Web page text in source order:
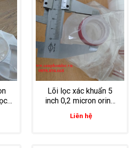
Lõi lọc xác khuẩn 5
inch 0,2 micron oring
215 loc dược phẩm,
lọc dung dịch phòng thí
Liên hệ